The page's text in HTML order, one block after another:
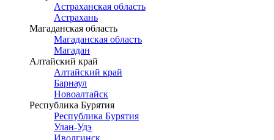
Астраханская область
Астрахань
Магаданская область
Магаданская область
Магадан
Алтайский край
Алтайский край
Барнаул
Новоалтайск
Республика Бурятия
Республика Бурятия
Улан-Удэ
Иволгинск